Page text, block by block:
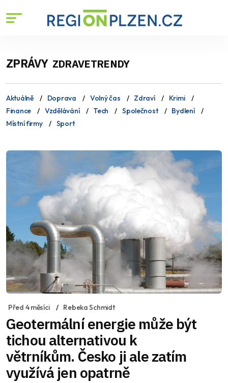
ZPRÁVY ZDRAVETRENDY
Aktuálně Doprava Volný čas Zdraví
Krimi
Finance
Vzdělávání Tech Společnost
Bydlení
Místní firmy
Sport
Před 4 měsíci Rebeka Schmidt
Geotermální energie může být
tichou alternativou k
větrníkům. Česko ji ale zatím
využívá jen opatrně